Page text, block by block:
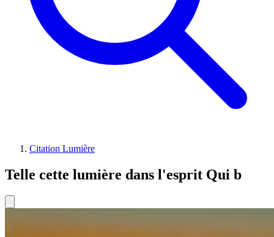
Citation Lumière
Telle cette lumière dans l'esprit Qui b